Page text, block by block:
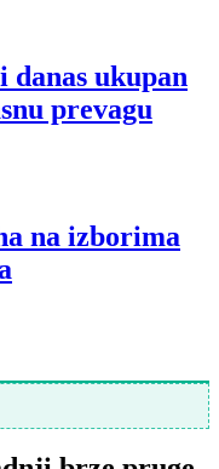
danas ukupan
prevagu
na izborima